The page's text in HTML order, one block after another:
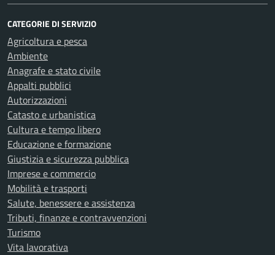
CATEGORIE DI SERVIZIO
Agricoltura e pesca
Ambiente
Anagrafe e stato civile
Appalti pubblici
Autorizzazioni
Catasto e urbanistica
Cultura e tempo libero
Educazione e formazione
Giustizia e sicurezza pubblica
Imprese e commercio
Mobilità e trasporti
Salute, benessere e assistenza
Tributi, finanze e contravvenzioni
Turismo
Vita lavorativa